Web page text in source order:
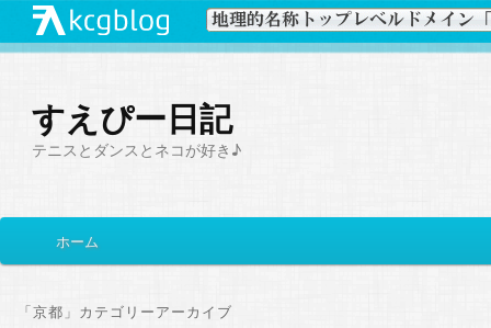
すえぴー日記
テニスとダンスとネコが好き♪
イ
メ
サ
ホーム
「京都 」カテゴリーアーカイブ